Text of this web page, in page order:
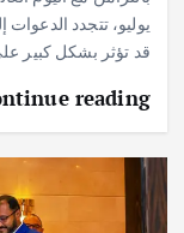
يوليو، تتجدد
قد تؤثر بشكل كبير
reading